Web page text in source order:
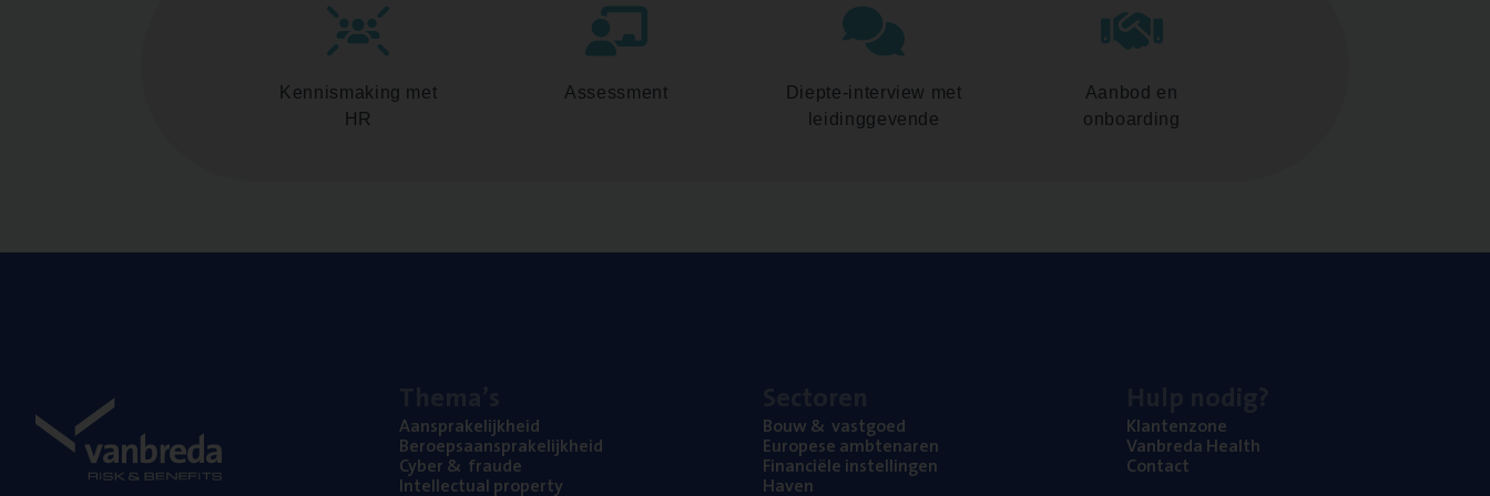
Kennismaking met
HR
Assessment
Diepte-interview met
leidinggevende
Aanbod en
onboarding
Aan­spra­ke­lijk­heid
Beroeps­aan­spra­ke­lijk­heid
Cyber& fraude
Intel­lec­tu­al property
Bouw& vastgoed
Euro­pe­se ambtenaren
Finan­ci­ë­le instellingen
Haven
Klan­ten­zo­ne
Van­b­re­da Health
Con­tact